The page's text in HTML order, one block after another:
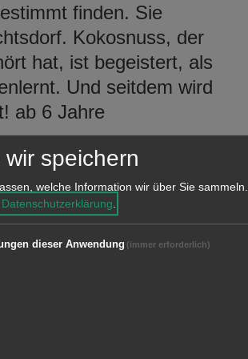
finden. Sie
Kokosnuss, der
hat, ist begeistert, als
Und seitdem wird
ab 6 Jahre
mit Steinen, Zapfen,
Holzpfosten mit
speichern
welche Information wir über Sie sammeln.
Datenschutzerklärung
dieser Anwendung (immer erforderlich)